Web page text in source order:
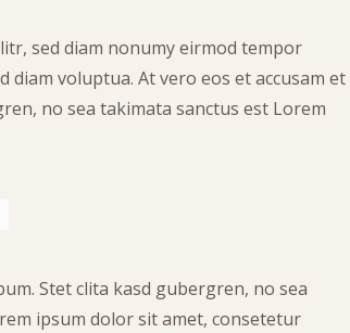
sed diam nonumy eirmod tempor
voluptua. At vero eos et accusam et
no sea takimata sanctus est Lorem
Stet clita kasd gubergren, no sea
ipsum dolor sit amet, consetetur